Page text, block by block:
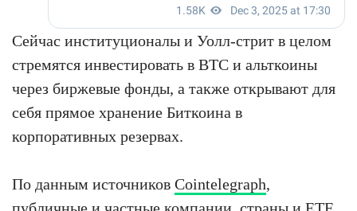
Сейчас институционалы и Уолл-стрит в целом
стремятся инвестировать в BTC и альткоины
через биржевые фонды, а также открывают для
себя прямое хранение Биткоина в
корпоративных резервах.
По данным источников Cointelegraph,